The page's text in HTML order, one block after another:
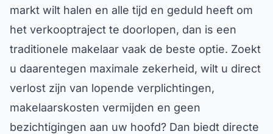
markt wilt halen en alle tijd en geduld heeft om
het verkooptraject te doorlopen, dan is een
traditionele makelaar vaak de beste optie. Zoekt
u daarentegen maximale zekerheid, wilt u direct
verlost zijn van lopende verplichtingen,
makelaarskosten vermijden en geen
bezichtigingen aan uw hoofd? Dan biedt directe